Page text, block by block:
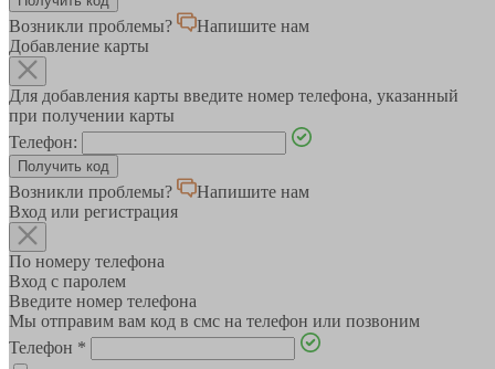
Возникли проблемы?
Напишите нам
Добавление карты
Для добавления карты введите номер телефона, указанный
при получении карты
Телефон:
Возникли проблемы?
Напишите нам
Вход или регистрация
По номеру телефона
Вход с паролем
Введите номер телефона
Мы отправим вам код в смс на телефон или позвоним
Телефон *